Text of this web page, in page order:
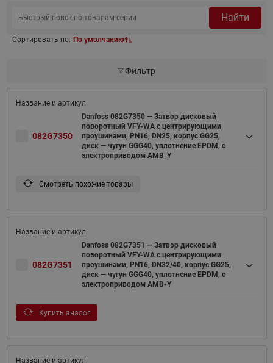
Найти
Сортировать по: По умолчанию
Фильтр
082G7350
Danfoss 082G7350 — Затвор дисковый
поворотный VFY-WA с центрирующими
проушинами, PN16, DN25, корпус GG25,
диск — чугун GGG40, уплотнение EPDM, с
электроприводом AMB-Y
Смотреть похожие товары
082G7351
Danfoss 082G7351 — Затвор дисковый
поворотный VFY-WA с центрирующими
проушинами, PN16, DN32/40, корпус GG25,
диск — чугун GGG40, уплотнение EPDM, с
электроприводом AMB-Y
Купить аналог